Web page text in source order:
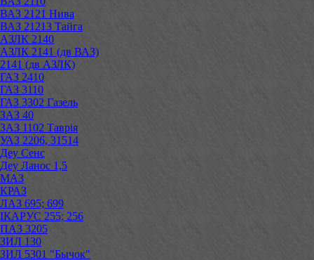
ВАЗ 2121 Нива
ВАЗ 21213 Тайга
АЗЛК 2140
АЗЛК 2141 (дв ВАЗ)
2141 (дв АЗЛК)
ГАЗ 2410
ГАЗ 3110
ГАЗ 3302 Газель
ЗАЗ 40
ЗАЗ 1102 Таврія
УАЗ 2206, 31514
Деу Сенс
Деу Ланос 1,5
МАЗ
КРАЗ
ЛАЗ 695; 699
ІКАРУС 255; 256
ПАЗ 3205
ЗИЛ 130
ЗИЛ 5301 "Бычок"